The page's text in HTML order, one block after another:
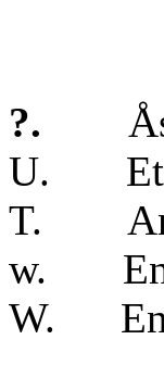
?.
U.
T.
w.
W.